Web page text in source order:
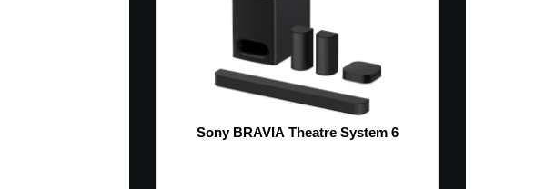
Sony BRAVIA Theatre System 6